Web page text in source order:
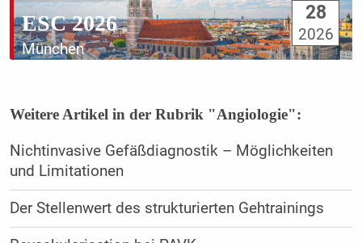
ESC 2026
München
28
2026
Weitere Artikel in der Rubrik "Angiologie":
Nichtinvasive Gefäßdiagnostik – Möglichkeiten
und Limitationen
Der Stellenwert des strukturierten Gehtrainings